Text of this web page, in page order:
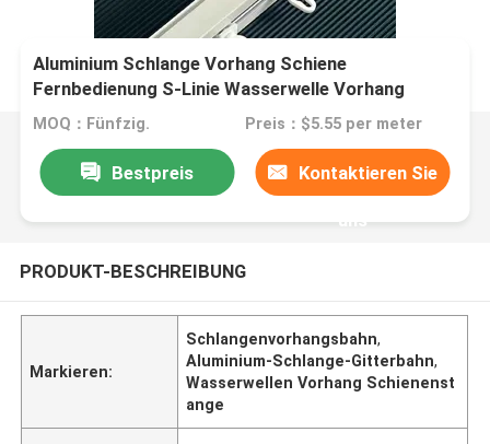
Aluminium Schlange Vorhang Schiene
Fernbedienung S-Linie Wasserwelle Vorhang
Stange
MOQ：Fünfzig. Preis：$5.55 per meter
Bestpreis Kontaktieren Sie
uns
PRODUKT-BESCHREIBUNG
Markieren:
Schlangenvorhangsbahn,
Aluminium-Schlange-Gitterbahn,
Wasserwellen Vorhang Schienenst
ange